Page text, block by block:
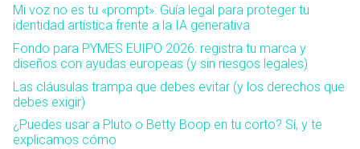
Mi voz no es tu «prompt»: Guía legal para proteger tu
identidad artística frente a la IA generativa
Fondo para PYMES EUIPO 2026: registra tu marca y
diseños con ayudas europeas (y sin riesgos legales)
Las cláusulas trampa que debes evitar (y los derechos que
debes exigir)
¿Puedes usar a Pluto o Betty Boop en tu corto? Sí, y te
explicamos cómo